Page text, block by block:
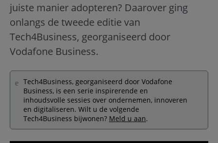
juiste manier adopteren? Daarover ging
onlangs de tweede editie van
Tech4Business, georganiseerd door
Vodafone Business.
Tech4Business, georganiseerd door Vodafone
Business, is een serie inspirerende en
inhoudsvolle sessies over ondernemen, innoveren
en digitaliseren. Wilt u de volgende
Tech4Business bijwonen? Meld u aan.